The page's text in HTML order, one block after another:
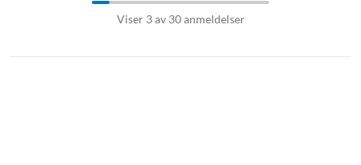
Viser 3 av 30 anmeldelser